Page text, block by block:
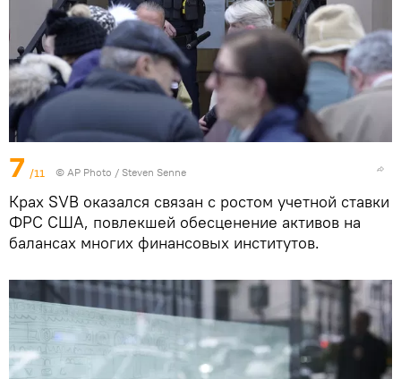
7 /11 © AP Photo / Steven Senne
Крах SVB оказался связан с ростом учетной ставки
ФРС США, повлекшей обесценение активов на
балансах многих финансовых институтов.